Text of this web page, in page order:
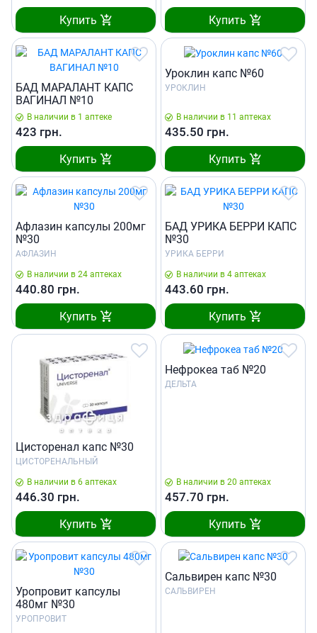
Купить Купить
БАД МАРАЛАНТ КАПС
ВАГИНАЛ №10
В наличии в 1 аптеке
423 грн.
Купить
Уроклин капс №60
УРОКЛИН
В наличии в 11 аптеках
435.50 грн.
Купить
Афлазин капсулы 200мг
№30
АФЛАЗИН
В наличии в 24 аптеках
440.80 грн.
Купить
БАД УРИКА БЕРРИ КАПС
№30
УРИКА БЕРРИ
В наличии в 4 аптеках
443.60 грн.
Купить
Цисторенал капс №30
ЦИСТОРЕНАЛЬНЫЙ
В наличии в 6 аптеках
446.30 грн.
Купить
Нефрокеа таб №20
ДЕЛЬТА
В наличии в 20 аптеках
457.70 грн.
Купить
Уропровит капсулы
480мг №30
УРОПРОВИТ
Сальвирен капс №30
САЛЬВИРЕН